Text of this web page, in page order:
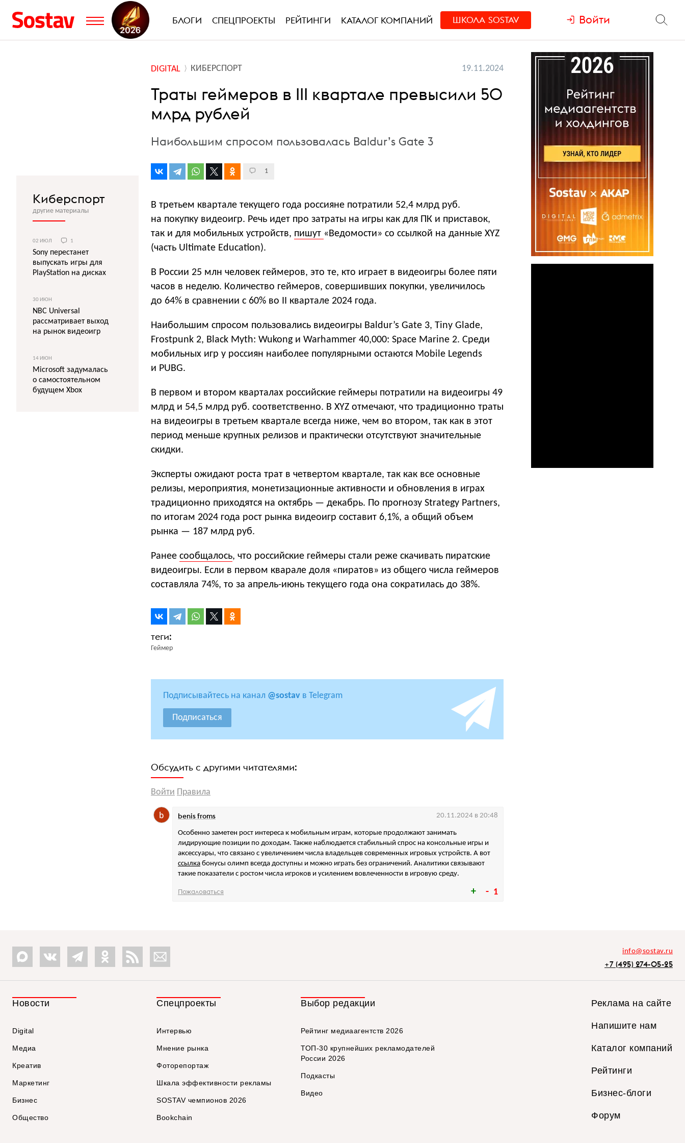
БЛОГИ СПЕЦПРОЕКТЫ РЕЙТИНГИ КАТАЛОГ КОМПАНИЙ ШКОЛА SOSTAV Войти
DIGITAL КИБЕРСПОРТ 19.11.2024
Траты геймеров в III квартале превысили 50
млрд рублей
Наибольшим спросом пользовалась Baldur’s Gate 3
1
В третьем квартале текущего года россияне потратили 52,4 млрд руб.
на покупку видеоигр. Речь идет про затраты на игры как для ПК и приставок,
так и для мобильных устройств, пишут «Ведомости» со ссылкой на данные XYZ
(часть Ultimate Education).
В России 25 млн человек геймеров, это те, кто играет в видеоигры более пяти
часов в неделю. Количество геймеров, совершивших покупки, увеличилось
до 64% в сравнении с 60% во II квартале 2024 года.
Наибольшим спросом пользовались видеоигры Baldur’s Gate 3, Tiny Glade,
Frostpunk 2, Black Myth: Wukong и Warhammer 40,000: Space Marine 2. Среди
мобильных игр у россиян наиболее популярными остаются Mobile Legends
и PUBG.
В первом и втором кварталах российские геймеры потратили на видеоигры 49
млрд и 54,5 млрд руб. соответственно. В XYZ отмечают, что традиционно траты
на видеоигры в третьем квартале всегда ниже, чем во втором, так как в этот
период меньше крупных релизов и практически отсутствуют значительные
скидки.
Эксперты ожидают роста трат в четвертом квартале, так как все основные
релизы, мероприятия, монетизационные активности и обновления в играх
традиционно приходятся на октябрь — декабрь. По прогнозу Strategy Partners,
по итогам 2024 года рост рынка видеоигр составит 6,1%, а общий объем
рынка — 187 млрд руб.
Ранее сообщалось, что российские геймеры стали реже скачивать пиратские
видеоигры. Если в первом кварале доля «пиратов» из общего числа геймеров
составляла 74%, то за апрель-июнь текущего года она сократилась до 38%.
Геймер
Подписывайтесь на канал @sostav в Telegram
Подписаться
Обсудить с другими читателями:
Войти Правила
1
Особенно заметен рост интереса к мобильным играм, которые продолжают занимать
лидирующие позиции по доходам. Также наблюдается стабильный спрос на консольные игры и
аксессуары, что связано с увеличением числа владельцев современных игровых устройств. А вот
ссылка бонусы олимп всегда доступны и можно играть без ограничений. Аналитики связывают
такие показатели с ростом числа игроков и усилением вовлеченности в игровую среду.
benis froms 20.11.2024 в 20:48
Пожаловаться
Киберспорт
другие материалы
02 ИЮЛ 1
Sony перестанет
выпускать игры для
PlayStation на дисках
30 ИЮН
NBC Universal
рассматривает выход
на рынок видеоигр
14 ИЮН
Microsoft задумалась
о самостоятельном
будущем Xbox
info@sostav.ru
+7 (495) 274-05-25
Новости
Digital
Медиа
Креатив
Маркетинг
Бизнес
Общество
Спецпроекты
Интервью
Мнение рынка
Фоторепортаж
Шкала эффективности рекламы
SOSTAV чемпионов 2026
Bookchain
Выбор редакции
Рейтинг медиаагентств 2026
ТОП-30 крупнейших рекламодателей
России 2026
Подкасты
Видео
Реклама на сайте
Напишите нам
Каталог компаний
Рейтинги
Бизнес-блоги
Форум